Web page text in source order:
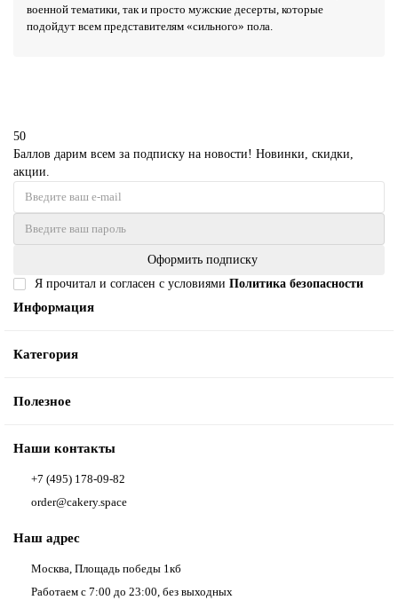
военной тематики, так и просто мужские десерты, которые
подойдут всем представителям «сильного» пола.
50
Баллов дарим всем за подписку на новости! Новинки, скидки,
акции.
Оформить подписку
Я прочитал и согласен с условиями Политика безопасности
Информация
Категория
Полезное
Наши контакты
+7 (495) 178-09-82
order@cakery.space
Наш адрес
Москва, Площадь победы 1кб
Работаем с 7:00 до 23:00, без выходных